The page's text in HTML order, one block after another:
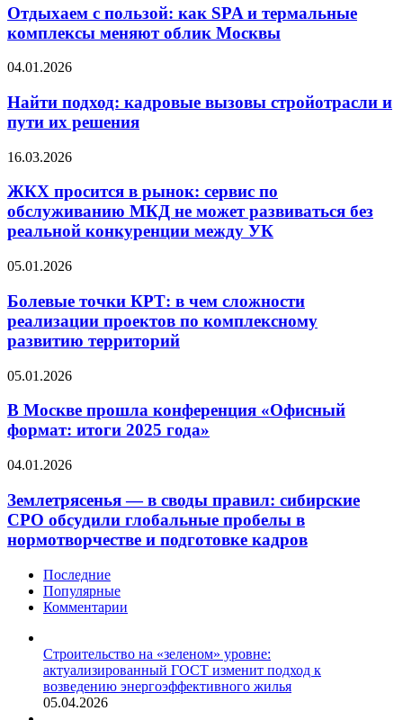
пользой:
как
SPA
термальные
меняют
облик
Отдыхаем с пользой: как SPA и термальные
комплексы меняют облик Москвы
Найти
кадровые
вызовы
стройотрасли
пути
решения
04.01.2026
Найти подход: кадровые вызовы стройотрасли и
пути их решения
ЖКХ
в
рынок:
сервис
по
МКД
может
развиваться
без
реальной
между
16.03.2026
ЖКХ просится в рынок: сервис по
обслуживанию МКД не может развиваться без
реальной конкуренции между УК
Болевые
КРТ:
в
чем
сложности
проектов
комплексному
развитию
территорий
05.01.2026
Болевые точки КРТ: в чем сложности
реализации проектов по комплексному
развитию территорий
В
прошла
конференция
«Офисный
итоги
года»
05.01.2026
В Москве прошла конференция «Офисный
формат: итоги 2025 года»
Землетрясенья
в
своды
правил:
сибирские
обсудили
глобальные
пробелы
нормотворчестве
подготовке
кадров
04.01.2026
Землетрясенья — в своды правил: сибирские
СРО обсудили глобальные пробелы в
нормотворчестве и подготовке кадров
Последние
Популярные
Комментарии
Строительство на «зеленом» уровне:
актуализированный ГОСТ изменит подход к
возведению энергоэффективного жилья
05.04.2026